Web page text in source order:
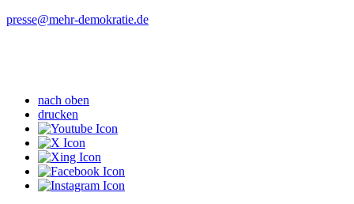
presse@mehr-demokratie.de
nach oben
drucken